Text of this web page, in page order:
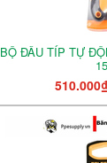
BỘ ĐẦU TÍP TỰ